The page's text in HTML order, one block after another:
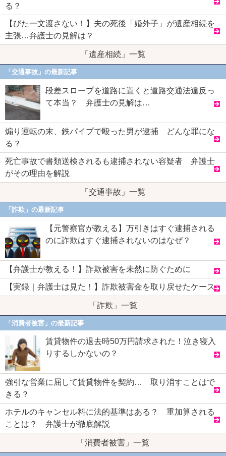
る？
【びた一文渡さない！】夫の死後「婚外子」が遺産相続を
主張…弁護士の見解は？
「遺産相続」一覧
「交通事故」の最新記事
段差スロープを道路に置くと道路交通法違反っ
て本当？ 弁護士の見解は…
煽り運転の末、鉄パイプで殴った男が逮捕 どんな罪にな
る？
死亡事故で書類送検されるも逮捕されない容疑者 弁護士
がその理由を解説
「交通事故」一覧
「詐欺」の最新記事
【元警察官が教える】万引きはすぐ逮捕される
のに詐欺はすぐ逮捕されないのはなぜ？
【弁護士が教える！】詐欺被害を未然に防ぐために
【実録｜弁護士は見た！】詐欺被害金を取り戻せたケース
「詐欺」一覧
「消費者被害」の最新記事
賃貸物件の退去時50万円請求された！泣き寝入
りするしかないの？
強引な営業に屈して賃貸物件を契約… 取り消すことはで
きる？
ホテルのキャンセル料に法的基準はある？ 重加算される
ことは？ 弁護士が徹底解説
「消費者被害」一覧